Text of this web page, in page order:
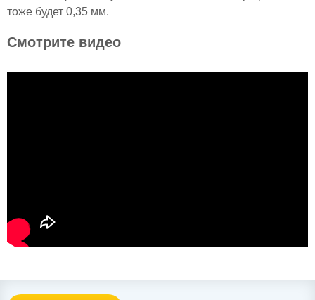
тоже будет 0,35 мм.
Смотрите видео